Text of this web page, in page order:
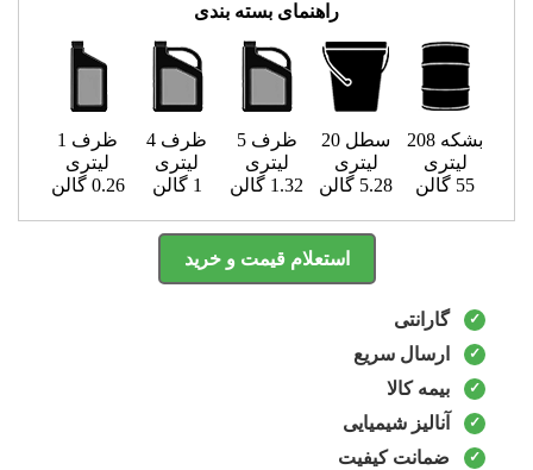
راهنمای بسته بندی
بشکه 208
لیتری
55 گالن
سطل 20
لیتری
5.28 گالن
ظرف 5
لیتری
1.32 گالن
ظرف 4
لیتری
1 گالن
ظرف 1
لیتری
0.26 گالن
استعلام قیمت و خرید
گارانتی
ارسال سریع
بیمه کالا
آنالیز شیمیایی
ضمانت کیفیت